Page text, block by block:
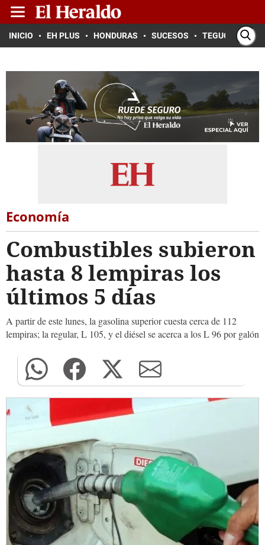
INICIO EH PLUS HONDURAS SUCESOS TEGUCIGALPA
Economía
Combustibles subieron
hasta 8 lempiras los
últimos 5 días
A partir de este lunes, la gasolina superior cuesta cerca de 112
lempiras; la regular, L 105, y el diésel se acerca a los L 96 por galón